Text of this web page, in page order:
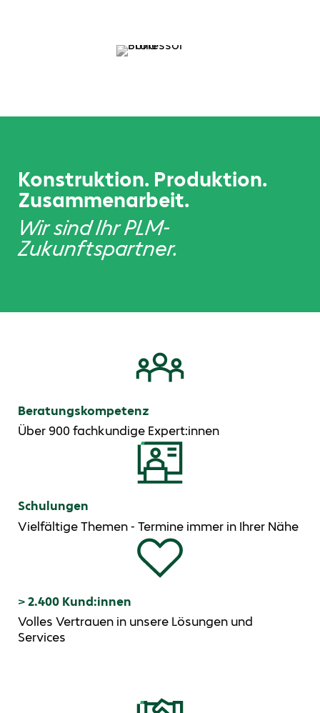
Konstruktion. Produktion.
Zusammenarbeit.
Wir sind Ihr PLM-
Zukunftspartner.
Beratungskompetenz
Über 900 fachkundige Expert:innen
Schulungen
Vielfältige Themen - Termine immer in Ihrer Nähe
> 2.400 Kund:innen
Volles Vertrauen in unsere Lösungen und
Services